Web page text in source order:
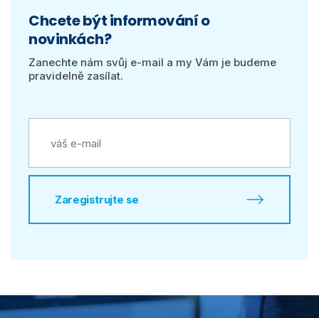
Chcete být informování o
novinkách?
Zanechte nám svůj e-mail a my Vám je budeme
pravidelně zasílat.
Zaregistrujte se